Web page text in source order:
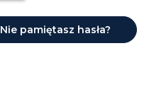
Nie pamiętasz hasła?